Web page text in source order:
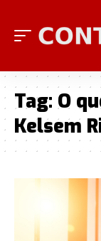
Tag: O
Kelsem